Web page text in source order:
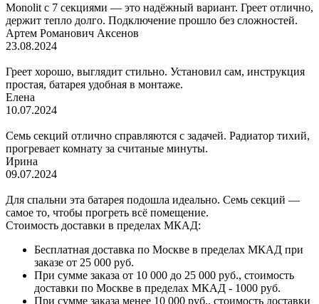
Monolit с 7 секциями — это надёжный вариант. Греет отлично,
держит тепло долго. Подключение прошло без сложностей.
Артем Романович Аксенов
23.08.2024
Греет хорошо, выглядит стильно. Установил сам, инструкция
простая, батарея удобная в монтаже.
Елена
10.07.2024
Семь секций отлично справляются с задачей. Радиатор тихий,
прогревает комнату за считаные минуты.
Ирина
09.07.2024
Для спальни эта батарея подошла идеально. Семь секций —
самое то, чтобы прогреть всё помещение.
Стоимость доставки в пределах МКАД:
Бесплатная доставка по Москве в пределах МКАД при
заказе от 25 000 руб.
При сумме заказа от 10 000 до 25 000 руб., стоимость
доставки по Москве в пределах МКАД - 1000 руб.
При сумме заказа менее 10 000 руб., стоимость доставки